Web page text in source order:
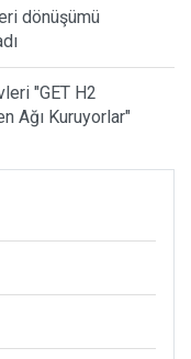
dönüşümü
"GET H2
Ağı Kuruyorlar"